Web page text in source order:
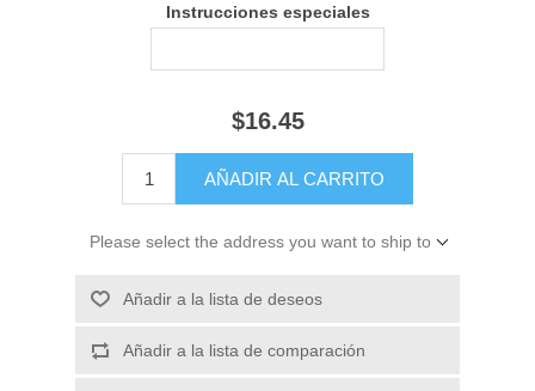
Instrucciones especiales
$16.45
Please select the address you want to ship to